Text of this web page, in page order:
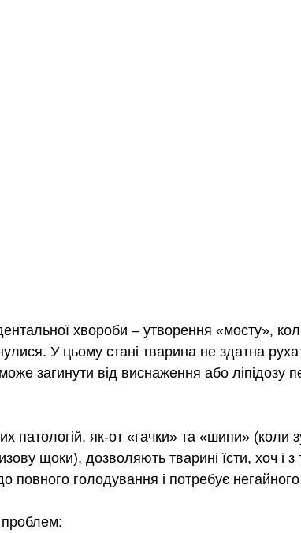
хвороби – утворення «мосту»,
У цьому стані тварина не здатна
може загинути від виснаження або ліпідозу
патологій, як-от «гачки» та «шипи» (коли
щоки), дозволяють тварині їсти, хоч і
повного голодування і потребує
проблем: